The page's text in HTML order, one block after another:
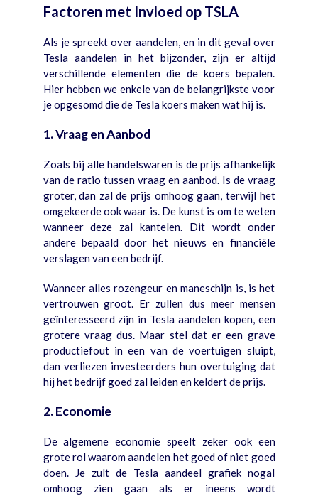
Factoren met Invloed op TSLA
Als je spreekt over aandelen, en in dit geval over
Tesla aandelen in het bijzonder, zijn er altijd
verschillende elementen die de koers bepalen.
Hier hebben we enkele van de belangrijkste voor
je opgesomd die de Tesla koers maken wat hij is.
1. Vraag en Aanbod
Zoals bij alle handelswaren is de prijs afhankelijk
van de ratio tussen vraag en aanbod. Is de vraag
groter, dan zal de prijs omhoog gaan, terwijl het
omgekeerde ook waar is. De kunst is om te weten
wanneer deze zal kantelen. Dit wordt onder
andere bepaald door het nieuws en financiële
verslagen van een bedrijf.
Wanneer alles rozengeur en maneschijn is, is het
vertrouwen groot. Er zullen dus meer mensen
geïnteresseerd zijn in Tesla aandelen kopen, een
grotere vraag dus. Maar stel dat er een grave
productiefout in een van de voertuigen sluipt,
dan verliezen investeerders hun overtuiging dat
hij het bedrijf goed zal leiden en keldert de prijs.
2. Economie
De algemene economie speelt zeker ook een
grote rol waarom aandelen het goed of niet goed
doen. Je zult de Tesla aandeel grafiek nogal
omhoog zien gaan als er ineens wordt